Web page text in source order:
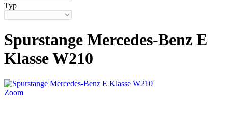
Typ
Spurstange Mercedes-Benz E
Klasse W210
Zoom